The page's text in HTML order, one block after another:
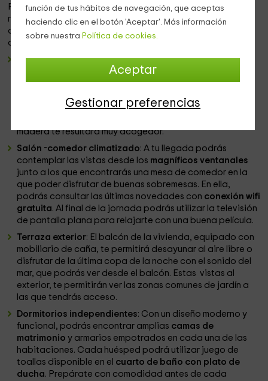
función de tus hábitos de navegación, que aceptas
haciendo clic en el botón 'Aceptar'. Más información
sobre nuestra Política de cookies.
Aceptar
Gestionar preferencias
Podrás reservar un apartamento completamente
reformado y muy luminoso que te encantará por su
decoración moderna. Con un total de
ofrece una capacidad de hasta
Cocina americana integrada: Podrás disfrutar de un
diseño moderno de cocina en el que poder disfrutar de
todos los electrodomésticos necesarios, como
lavavajillas y horno
, para poder preparar los menús
necesarios para tus vacaciones. Integrada en el mismo
madera te resultará muy acogedor.
Salón -comedor climatizado: A tu llegada podrás
contemplar las vistas desde los magníficos ventanales
junto a los que encontrarás una mesa de comedor en la
que poder disfrutar de buenas sobremesas. En ella,
podrás consultar las últimas novedades con conexión wifi
gratuita. Al final de la jornada podrás utilizar la televisión
de pantalla plana para relajarte con una buena película.
Terraza exterior: El balcón de la vivienda, equipado con
mobiliario de caña, te permitirá desayunar al aire libre o
disfrutar de la última copa de la noche con el sonido del
mar, que podrás ver desde el balcón. Estas vistas al
exterior, te permitirán ver las zonas comunes de jardín a
las que tendrás acceso.
Dormitorios independientes: Con un diseño moderno y
funcional, podrás encontrar amplias camas de
matrimonio y armarios empotrados en cada una de las
habitaciones. Cada huésped podrá utilizar juego de
toallas disponible en el cuarto de baño con plato de
ducha. Prepárate con comodidad antes de cada